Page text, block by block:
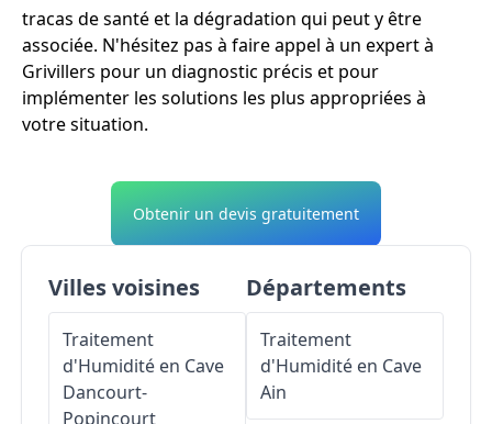
tracas de santé et la dégradation qui peut y être
associée. N'hésitez pas à faire appel à un expert à
Grivillers pour un diagnostic précis et pour
implémenter les solutions les plus appropriées à
votre situation.
Obtenir un devis gratuitement
Villes voisines
Traitement
d'Humidité en Cave
Dancourt-
Popincourt
Départements
Traitement
d'Humidité en Cave
Ain